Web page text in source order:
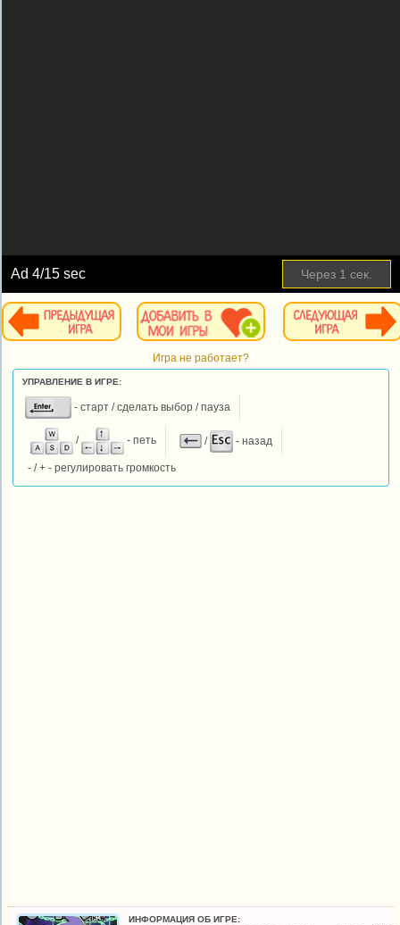
Ad4/15 sec Через 1 сек.
Игра не работает?
УПРАВЛЕНИЕ В ИГРЕ:
- старт / сделать выбор / пауза
/ - петь / - назад
- / + - регулировать громкость
ИНФОРМАЦИЯ ОБ ИГРЕ: